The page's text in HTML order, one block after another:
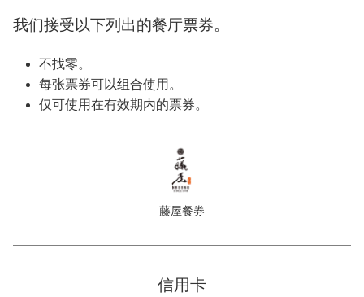
我们接受以下列出的餐厅票券。
不找零。
每张票券可以组合使用。
仅可使用在有效期内的票券。
藤屋餐券
信用卡